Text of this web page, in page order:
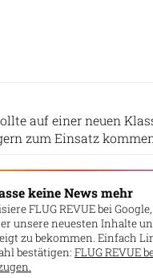
auf einer neuen
zum Einsatz
keine News mehr
FLUG REVUE bei
unsere neuesten Inhalte
zu bekommen. Einfach
bestätigen: FLUG REVUE